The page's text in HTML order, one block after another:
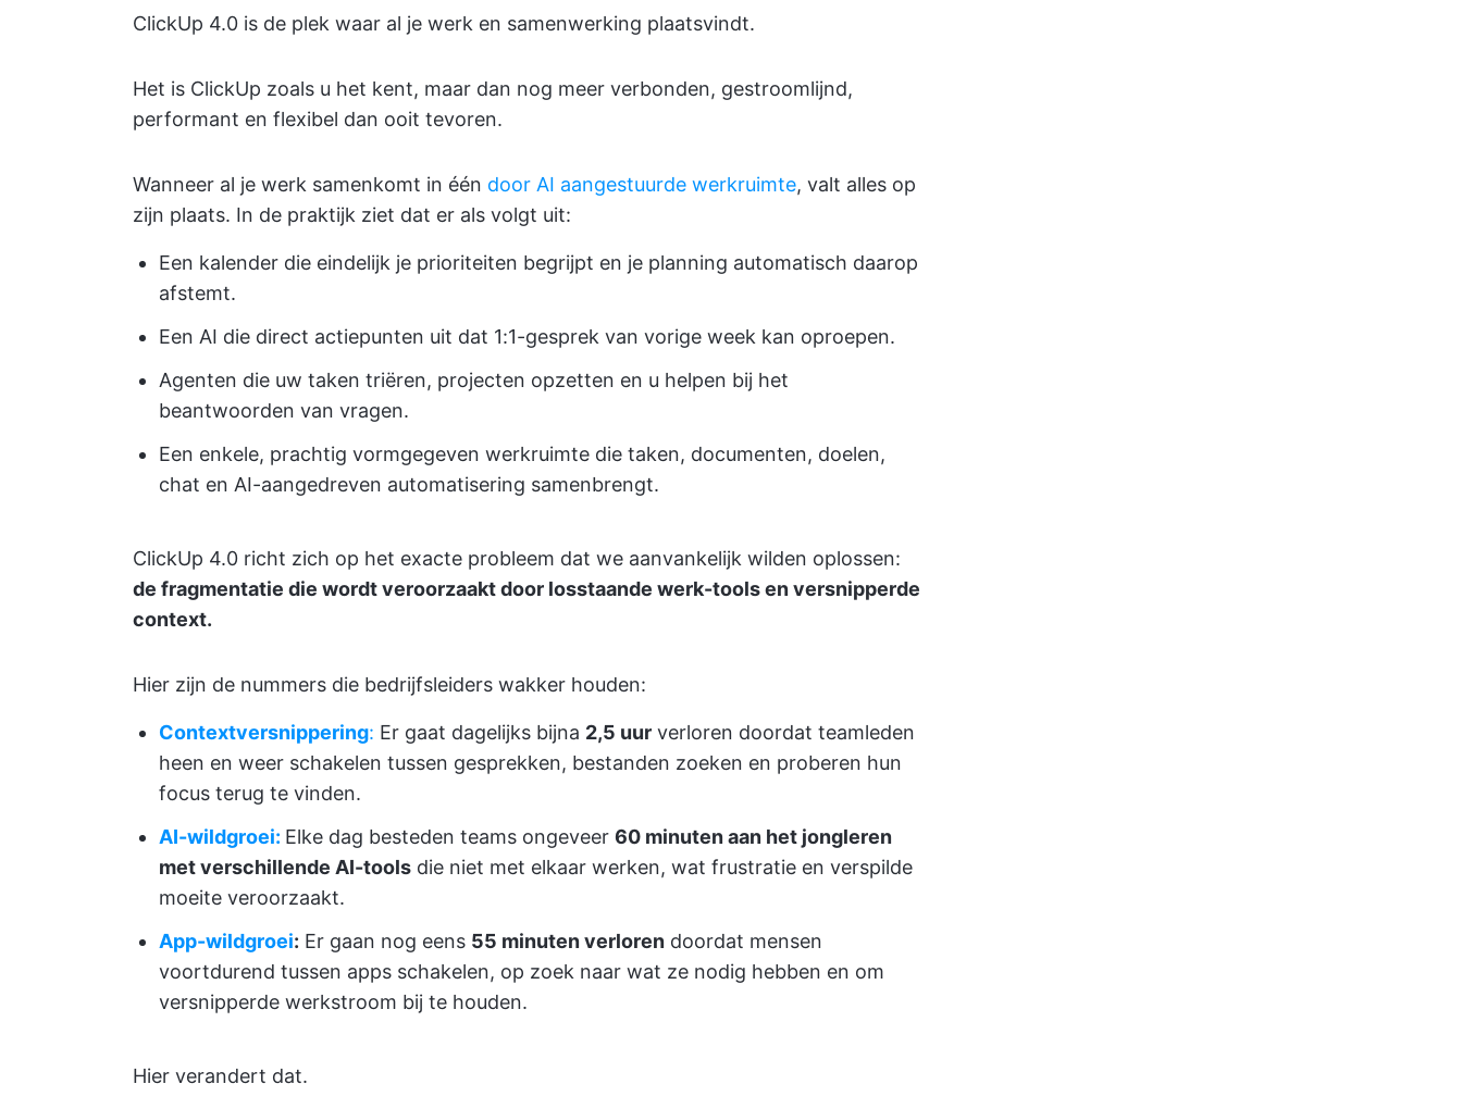
ClickUp 4.0 is de plek waar al je werk en samenwerking plaatsvindt.
Het is ClickUp zoals u het kent, maar dan nog meer verbonden, gestroomlijnd,
performant en flexibel dan ooit tevoren.
Wanneer al je werk samenkomt in één door AI aangestuurde werkruimte, valt alles op
zijn plaats. In de praktijk ziet dat er als volgt uit:
Een kalender die eindelijk je prioriteiten begrijpt en je planning automatisch daarop
afstemt.
Een AI die direct actiepunten uit dat 1:1-gesprek van vorige week kan oproepen.
Agenten die uw taken triëren, projecten opzetten en u helpen bij het
beantwoorden van vragen.
Een enkele, prachtig vormgegeven werkruimte die taken, documenten, doelen,
chat en AI-aangedreven automatisering samenbrengt.
ClickUp 4.0 richt zich op het exacte probleem dat we aanvankelijk wilden oplossen:
de fragmentatie die wordt veroorzaakt door losstaande werk-tools en versnipperde
context.
Hier zijn de nummers die bedrijfsleiders wakker houden:
Contextversnippering: Er gaat dagelijks bijna 2,5 uur verloren doordat teamleden
heen en weer schakelen tussen gesprekken, bestanden zoeken en proberen hun
focus terug te vinden.
AI-wildgroei: Elke dag besteden teams ongeveer 60 minuten aan het jongleren
met verschillende AI-tools die niet met elkaar werken, wat frustratie en verspilde
moeite veroorzaakt.
App-wildgroei: Er gaan nog eens 55 minuten verloren doordat mensen
voortdurend tussen apps schakelen, op zoek naar wat ze nodig hebben en om
versnipperde werkstroom bij te houden.
Hier verandert dat.